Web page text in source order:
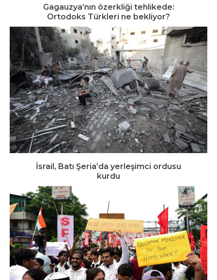
Gagauzya’nın özerkliği tehlikede:
Ortodoks Türkleri ne bekliyor?
İsrail, Batı Şeria’da yerleşimci ordusu
kurdu